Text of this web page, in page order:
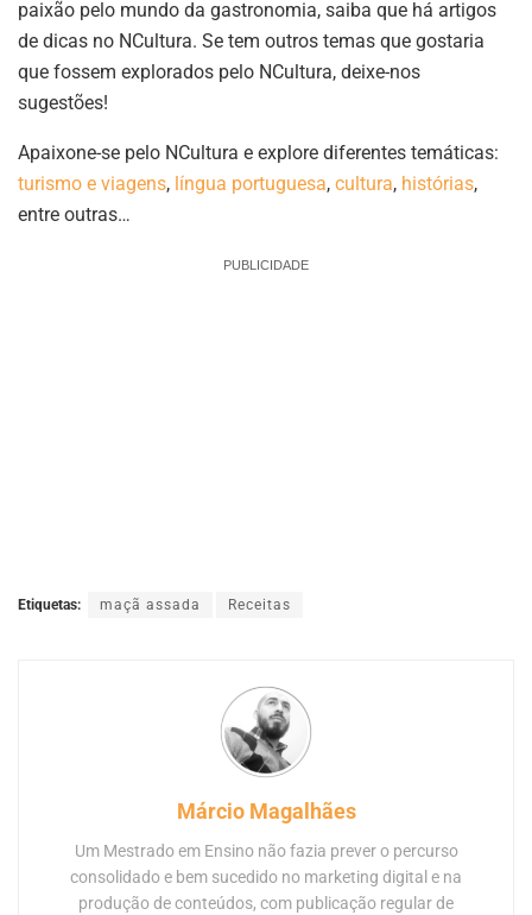
paixão pelo mundo da gastronomia, saiba que há artigos
de dicas no NCultura. Se tem outros temas que gostaria
que fossem explorados pelo NCultura, deixe-nos
sugestões!
Apaixone-se pelo NCultura e explore diferentes temáticas:
turismo e viagens, língua portuguesa, cultura, histórias,
entre outras…
PUBLICIDADE
Etiquetas: maçã assada Receitas
Márcio Magalhães
Um Mestrado em Ensino não fazia prever o percurso
consolidado e bem sucedido no marketing digital e na
produção de conteúdos, com publicação regular de